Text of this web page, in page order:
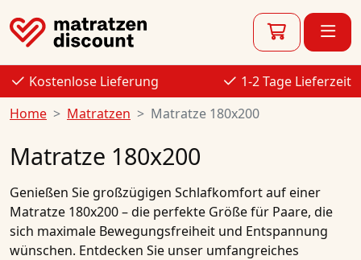
Kostenlose Lieferung
1-2 Tage Lieferzeit
Home
Matratzen Matratze 180x200
Matratze 180x200
Genießen Sie großzügigen Schlafkomfort auf einer
Matratze 180x200 – die perfekte Größe für Paare, die
sich maximale Bewegungsfreiheit und Entspannung
wünschen. Entdecken Sie unser umfangreiches